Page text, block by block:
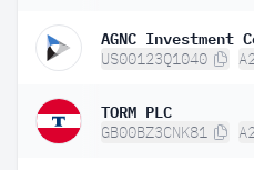
AGNC Investment
US00123Q1040
TORM PLC
GB00BZ3CNK81